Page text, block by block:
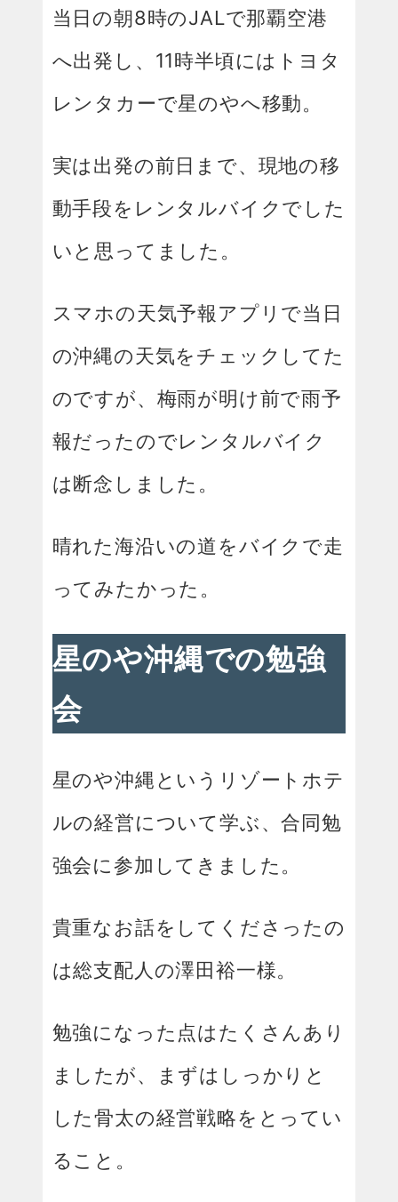
当日の朝8時のJALで那覇空港
へ出発し、11時半頃にはトヨタ
レンタカーで星のやへ移動。
実は出発の前日まで、現地の移
動手段をレンタルバイクでした
いと思ってました。
スマホの天気予報アプリで当日
の沖縄の天気をチェックしてた
のですが、梅雨が明け前で雨予
報だったのでレンタルバイク
は断念しました。
晴れた海沿いの道をバイクで走
ってみたかった。
星のや沖縄での勉強
会
星のや沖縄というリゾートホテ
ルの経営について学ぶ、合同勉
強会に参加してきました。
貴重なお話をしてくださったの
は総支配人の澤田裕一様。
勉強になった点はたくさんあり
ましたが、まずはしっかりと
した骨太の経営戦略をとってい
ること。